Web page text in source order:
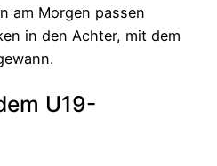
am Morgen passen
in den Achter, mit dem
U19-